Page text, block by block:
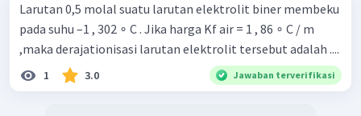
Larutan 0,5 molal suatu larutan elektrolit biner membeku
pada suhu –1 , 302 ∘ C . Jika harga Kf air = 1 , 86 ∘ C / m
,maka derajationisasi larutan elektrolit tersebut adalah ....
1 3.0 Jawaban terverifikasi